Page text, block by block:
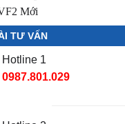
TƯ VẤN
Hotline 1
0987.801.029